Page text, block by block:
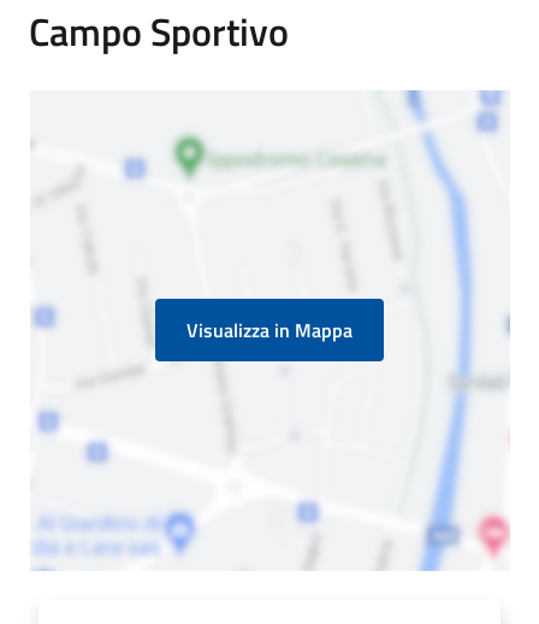
Campo Sportivo
Visualizza in Mappa